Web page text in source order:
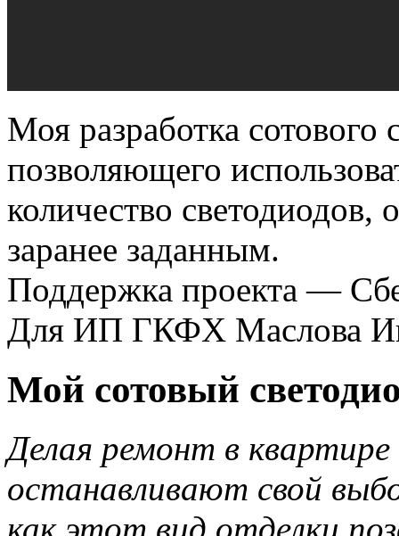
Моя разработка сотового
позволяющего
количество светодиодов,
заранее заданным.
Поддержка проекта —
Для ИП ГКФХ Маслова
Мой сотовый
Делая ремонт в квартире
останавливают свой